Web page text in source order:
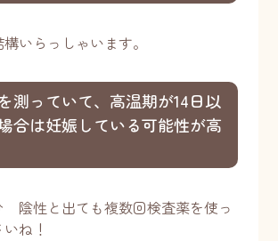
いらっしゃいます。
測っていて、高温期が14日以
合は妊娠している可能性が高
陰性と出ても複数回検査薬を使っ
ね！